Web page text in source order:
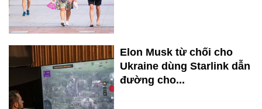
Elon Musk từ chối cho
Ukraine dùng Starlink dẫn
đường cho...